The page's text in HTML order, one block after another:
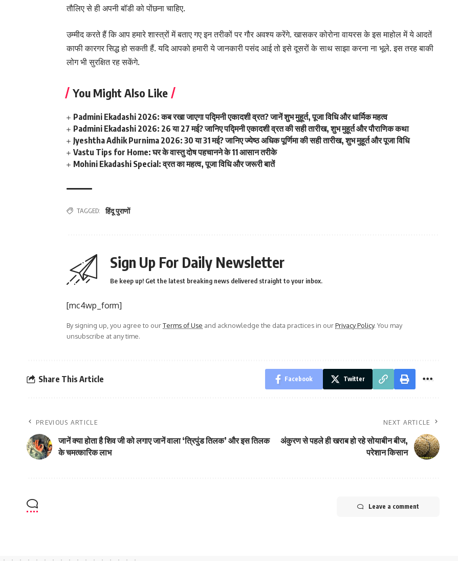
तौलिए से ही अपनी बॉडी को पोंछना चाहिए.
उम्मीद करते हैं कि आप हमारे शास्त्रों में बताए गए इन तरीकों पर गौर अवश्य करेंगे. खासकर कोरोना वायरस के इस माहोल में ये आदतें
काफी कारगर सिद्ध हो सकती हैं. यदि आपको हमारी ये जानकारी पसंद आई तो इसे दूसरों के साथ साझा करना ना भूले. इस तरह बाकी
लोग भी सुरक्षित रह सकेंगे.
You Might Also Like
Padmini Ekadashi 2026: कब रखा जाएगा पद्मिनी एकादशी व्रत? जानें शुभ मुहूर्त, पूजा विधि और धार्मिक महत्व
Padmini Ekadashi 2026: 26 या 27 मई? जानिए पद्मिनी एकादशी व्रत की सही तारीख, शुभ मुहूर्त और पौराणिक कथा
Jyeshtha Adhik Purnima 2026: 30 या 31 मई? जानिए ज्येष्ठ अधिक पूर्णिमा की सही तारीख, शुभ मुहूर्त और पूजा विधि
Vastu Tips for Home: घर के वास्तु दोष पहचानने के 11 आसान तरीके
Mohini Ekadashi Special: व्रत का महत्व, पूजा विधि और जरूरी बातें
TAGGED: हिंदू पुराणों
Sign Up For Daily Newsletter
Be keep up! Get the latest breaking news delivered straight to your inbox.
[mc4wp_form]
By signing up, you agree to ourTerms of Use and acknowledge the data practices in ourPrivacy Policy. You may
unsubscribe at any time.
Share This Article Facebook Twitter
PREVIOUS ARTICLE
जानें क्या होता है शिव जी को लगाए जानें वाला ‘त्रिपुंड तिलक’ और इस तिलक
के चमत्कारिक लाभ
NEXT ARTICLE
अंकुरण से पहले ही खराब हो रहे सोयाबीन बीज,
परेशान किसान
Leave a comment